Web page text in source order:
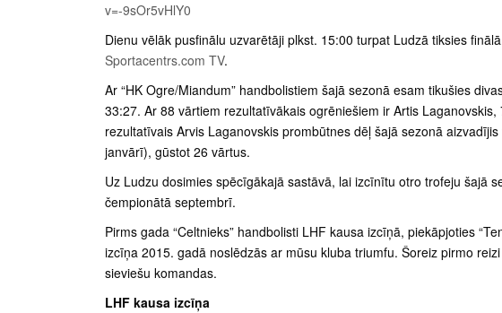
v=-9sOr5vHlY0
Dienu vēlāk pusfinālu uzvarētāji plkst. 15:00 turpat Ludzā tiksies
Sportacentrs.com TV.
Ar “HK Ogre/Miandum” handbolistiem šajā sezonā esam tikušies
33:27. Ar 88 vārtiem rezultatīvākais ogrēniešiem ir Artis
rezultatīvais Arvis Laganovskis prombūtnes dēļ šajā sezonā
janvārī), gūstot 26 vārtus.
Uz Ludzu dosimies spēcīgākajā sastāvā, lai izcīnītu otro trofeju šajā
čempionātā septembrī.
Pirms gada “Celtnieks” handbolisti LHF kausa izcīņā, piekāpjoties
izcīņa 2015. gadā noslēdzās ar mūsu kluba triumfu. Šoreiz pirmo
sieviešu komandas.
LHF kausa izcīņa